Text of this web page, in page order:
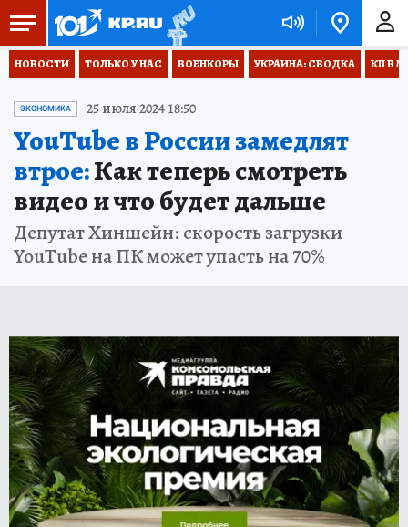
НОВОСТИ ТОЛЬКО У НАС ВОЕНКОРЫ УКРАИНА: СВОДКА КП В
ЭКОНОМИКА 25 июля 2024 18:50
YouTube в России замедлят
втрое:Как теперь смотреть
видео и что будет дальше
Депутат Хиншейн: скорость загрузки
YouTube на ПК может упасть на 70%